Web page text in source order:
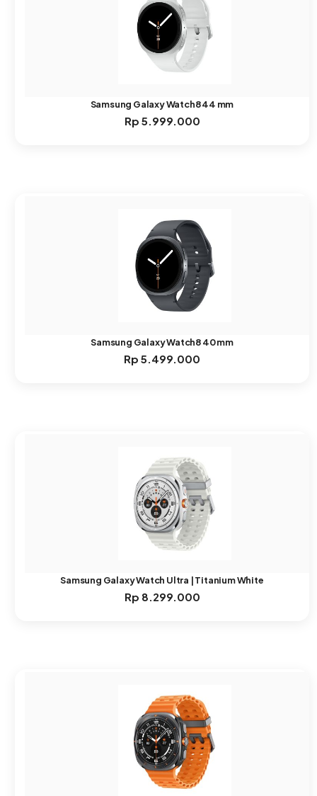
Samsung Galaxy Watch8 44 mm
Rp 5.999.000
Samsung Galaxy Watch8 40 mm
Rp 5.499.000
Samsung Galaxy Watch Ultra | Titanium White
Rp 8.299.000